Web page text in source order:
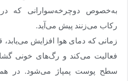
به‌خصوص دوچرخه‌سوارانی که
رکاب می‌زنند پیش می‌آید.
زمانی که دمای هوا افزایش
فعالیت می‌کند و رگ‌های خونی
سطح پوست پمپاژ می‌شود. در